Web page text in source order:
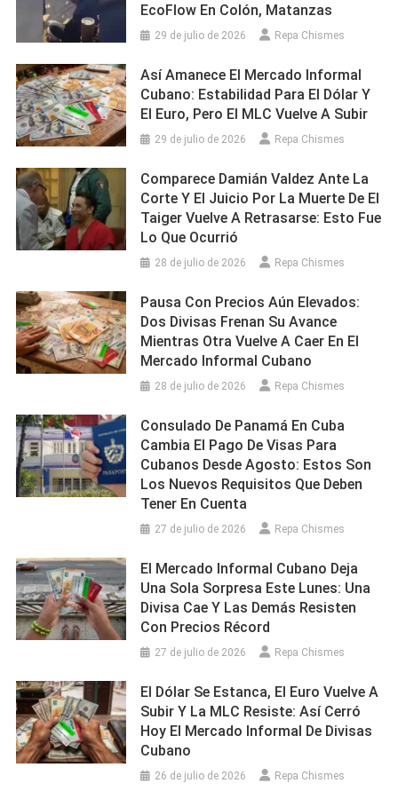
EcoFlow En Colón, Matanzas
29 de julio de 2026 Repa Chismes
Así Amanece El Mercado Informal
Cubano: Estabilidad Para El Dólar Y
El Euro, Pero El MLC Vuelve A Subir
29 de julio de 2026 Repa Chismes
Comparece Damián Valdez Ante La
Corte Y El Juicio Por La Muerte De El
Taiger Vuelve A Retrasarse: Esto Fue
Lo Que Ocurrió
28 de julio de 2026 Repa Chismes
Pausa Con Precios Aún Elevados:
Dos Divisas Frenan Su Avance
Mientras Otra Vuelve A Caer En El
Mercado Informal Cubano
28 de julio de 2026 Repa Chismes
Consulado De Panamá En Cuba
Cambia El Pago De Visas Para
Cubanos Desde Agosto: Estos Son
Los Nuevos Requisitos Que Deben
Tener En Cuenta
27 de julio de 2026 Repa Chismes
El Mercado Informal Cubano Deja
Una Sola Sorpresa Este Lunes: Una
Divisa Cae Y Las Demás Resisten
Con Precios Récord
27 de julio de 2026 Repa Chismes
El Dólar Se Estanca, El Euro Vuelve A
Subir Y La MLC Resiste: Así Cerró
Hoy El Mercado Informal De Divisas
Cubano
26 de julio de 2026 Repa Chismes